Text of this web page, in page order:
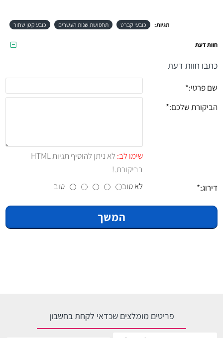
תגיות: כובעי קברט תחפושת שנות העשרים כובע קטן שחור
חוות דעת
כתבו חוות דעת
שם פרטי:
הביקורת שלכם:
שימו לב:
לא ניתן להוסיף תגיות HTML
בביקורת.!
דירוג:
לא טוב טוב
המשך
פריטים מומלצים שכדאי לקחת בחשבון